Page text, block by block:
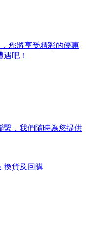
您將享受精彩的優惠
吧！
繫，我們隨時為您提供
換貨及回購